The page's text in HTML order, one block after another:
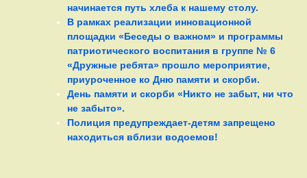
начинается путь хлеба к нашему столу.
В рамках реализации инновационной
площадки «Беседы о важном» и программы
патриотического воспитания в группе № 6
«Дружные ребята» прошло мероприятие,
приуроченное ко Дню памяти и скорби.
День памяти и скорби «Никто не забыт, ни что
не забыто».
Полиция предупреждает-детям запрещено
находиться вблизи водоемов!